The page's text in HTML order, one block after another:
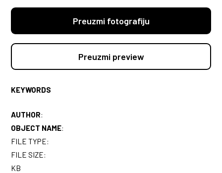
Preuzmi fotografiju
Preuzmi preview
KEYWORDS
AUTHOR:
OBJECT NAME:
FILE TYPE:
FILE SIZE:
KB